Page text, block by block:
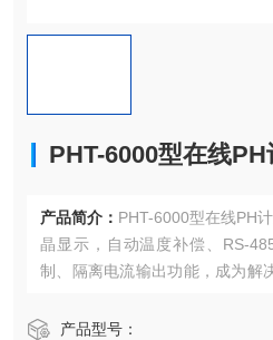
PHT-6000型在线PH
产品简介： PHT-6000型在线PH
晶显示，自动温度补偿、RS-
制、隔离电流输出功能，成为解
产品型号：